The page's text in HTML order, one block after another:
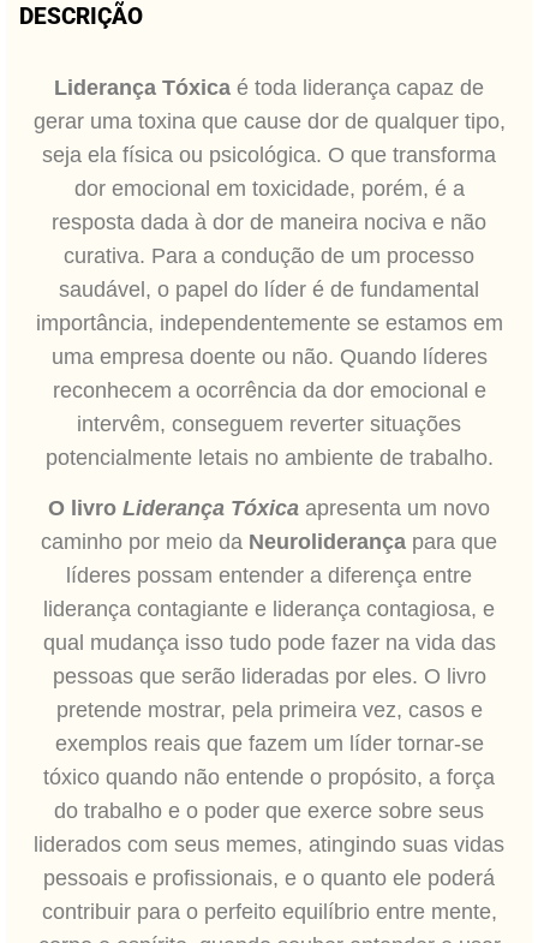
DESCRIÇÃO
Liderança Tóxica é toda liderança capaz de
gerar uma toxina que cause dor de qualquer tipo,
seja ela física ou psicológica. O que transforma
dor emocional em toxicidade, porém, é a
resposta dada à dor de maneira nociva e não
curativa. Para a condução de um processo
saudável, o papel do líder é de fundamental
importância, independentemente se estamos em
uma empresa doente ou não. Quando líderes
reconhecem a ocorrência da dor emocional e
intervêm, conseguem reverter situações
potencialmente letais no ambiente de trabalho.
O livro Liderança Tóxica apresenta um novo
caminho por meio da Neuroliderança para que
líderes possam entender a diferença entre
liderança contagiante e liderança contagiosa, e
qual mudança isso tudo pode fazer na vida das
pessoas que serão lideradas por eles. O livro
pretende mostrar, pela primeira vez, casos e
exemplos reais que fazem um líder tornar-se
tóxico quando não entende o propósito, a força
do trabalho e o poder que exerce sobre seus
liderados com seus memes, atingindo suas vidas
pessoais e profissionais, e o quanto ele poderá
contribuir para o perfeito equilíbrio entre mente,